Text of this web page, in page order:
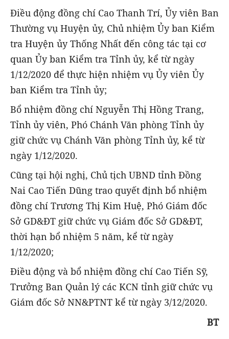
Điều động đồng chí Cao Thanh Trí, Ủy viên Ban
Thường vụ Huyện ủy, Chủ nhiệm Ủy ban Kiểm
tra Huyện ủy Thống Nhất đến công tác tại cơ
quan Ủy ban Kiểm tra Tỉnh ủy, kể từ ngày
1/12/2020 để thực hiện nhiệm vụ Ủy viên Ủy
ban Kiểm tra Tỉnh ủy;
Bổ nhiệm đồng chí Nguyễn Thị Hồng Trang,
Tỉnh ủy viên, Phó Chánh Văn phòng Tỉnh ủy
giữ chức vụ Chánh Văn phòng Tỉnh ủy, kể từ
ngày 1/12/2020.
Cũng tại hội nghị, Chủ tịch UBND tỉnh Đồng
Nai Cao Tiến Dũng trao quyết định bổ nhiệm
đồng chí Trương Thị Kim Huệ, Phó Giám đốc
Sở GD&ĐT giữ chức vụ Giám đốc Sở GD&ĐT,
thời hạn bổ nhiệm 5 năm, kể từ ngày
1/12/2020;
Điều động và bổ nhiệm đồng chí Cao Tiến Sỹ,
Trưởng Ban Quản lý các KCN tỉnh giữ chức vụ
Giám đốc Sở NN&PTNT kể từ ngày 3/12/2020.
BT